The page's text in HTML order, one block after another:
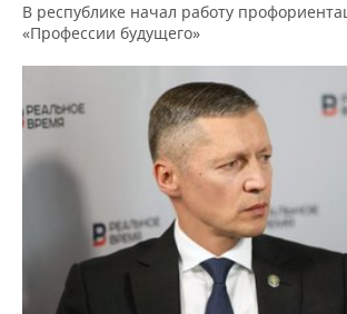
В республике начал работу
«Профессии будущего»